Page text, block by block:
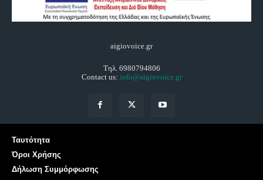
aigiovoice.gr
Τηλ. 6980794806
Contact us: info@aigiovoice.gr
Ταυτότητα
Όροι Χρήσης
Δήλωση Συμμόρφωσης